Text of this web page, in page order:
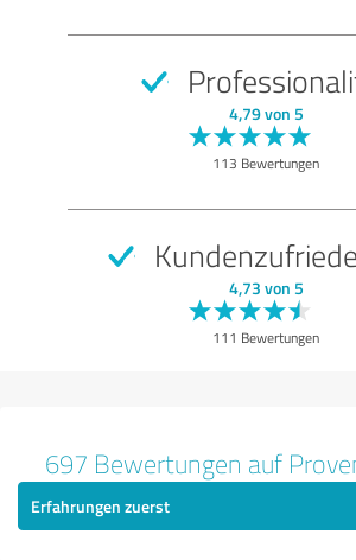
4,79 von 5
113 Bewertungen
4,73 von 5
111 Bewertungen
697 Bewertungen auf
Erfahrungen zuerst